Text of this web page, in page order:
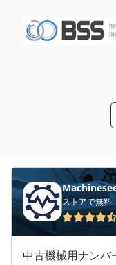
振動ローラー
ストアで無料
中古機械用ナンバ